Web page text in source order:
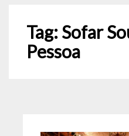
Tag:Sofar
Pessoa